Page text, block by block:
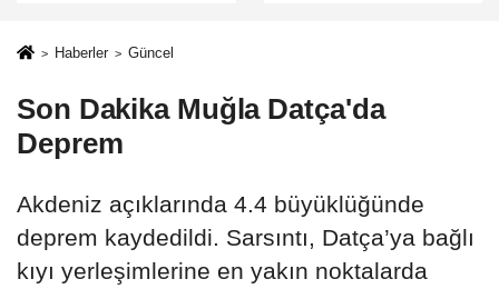
Sonuçlar
Açıldı
Haberler Güncel
Son Dakika Muğla Datça'da
Deprem
Akdeniz açıklarında 4.4 büyüklüğünde
deprem kaydedildi. Sarsıntı, Datça’ya bağlı
kıyı yerleşimlerine en yakın noktalarda